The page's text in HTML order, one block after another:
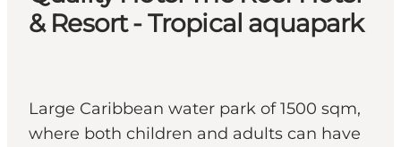
& Resort - Tropical aquapark
Large Caribbean water park of 1500 sqm,
where both children and adults can have